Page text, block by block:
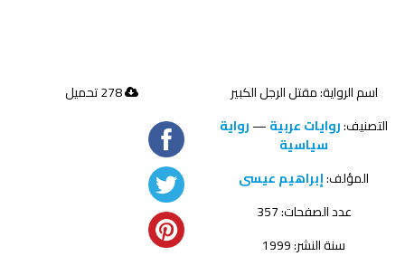
اسم الرواية: مقتل الرجل الكبير
التصنيف:روايات عربية—رواية
سياسية
المؤلف:إبراهيم عيسى
عدد الصفحات: 357
سنة النشر: 1999
278 تحميل